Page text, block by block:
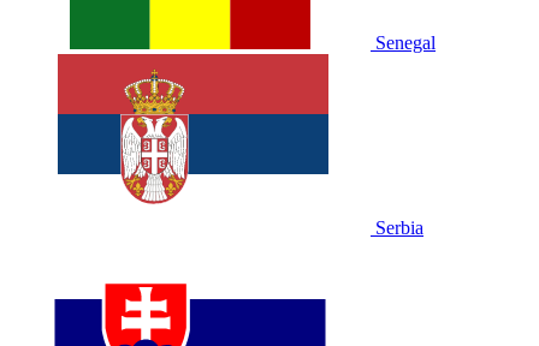
Senegal
Serbia